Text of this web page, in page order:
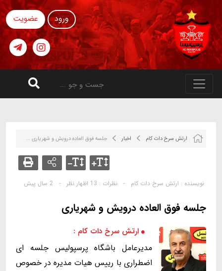
ورود عضویت
ارتش سرخ دات کام اخبار جلسه فوق العاده درویش و شهریاری ...
نویسنده : ارتش سرخ دات کام - نظرات : 13 اظهار نظر - 2 سال پیش
جلسه فوق العاده درویش و شهریاری
ارتش سرخ دات کام :
مدیرعامل باشگاه پرسپولیس جلسه ای
اضطراری با رییس هیات مدیره در خصوص